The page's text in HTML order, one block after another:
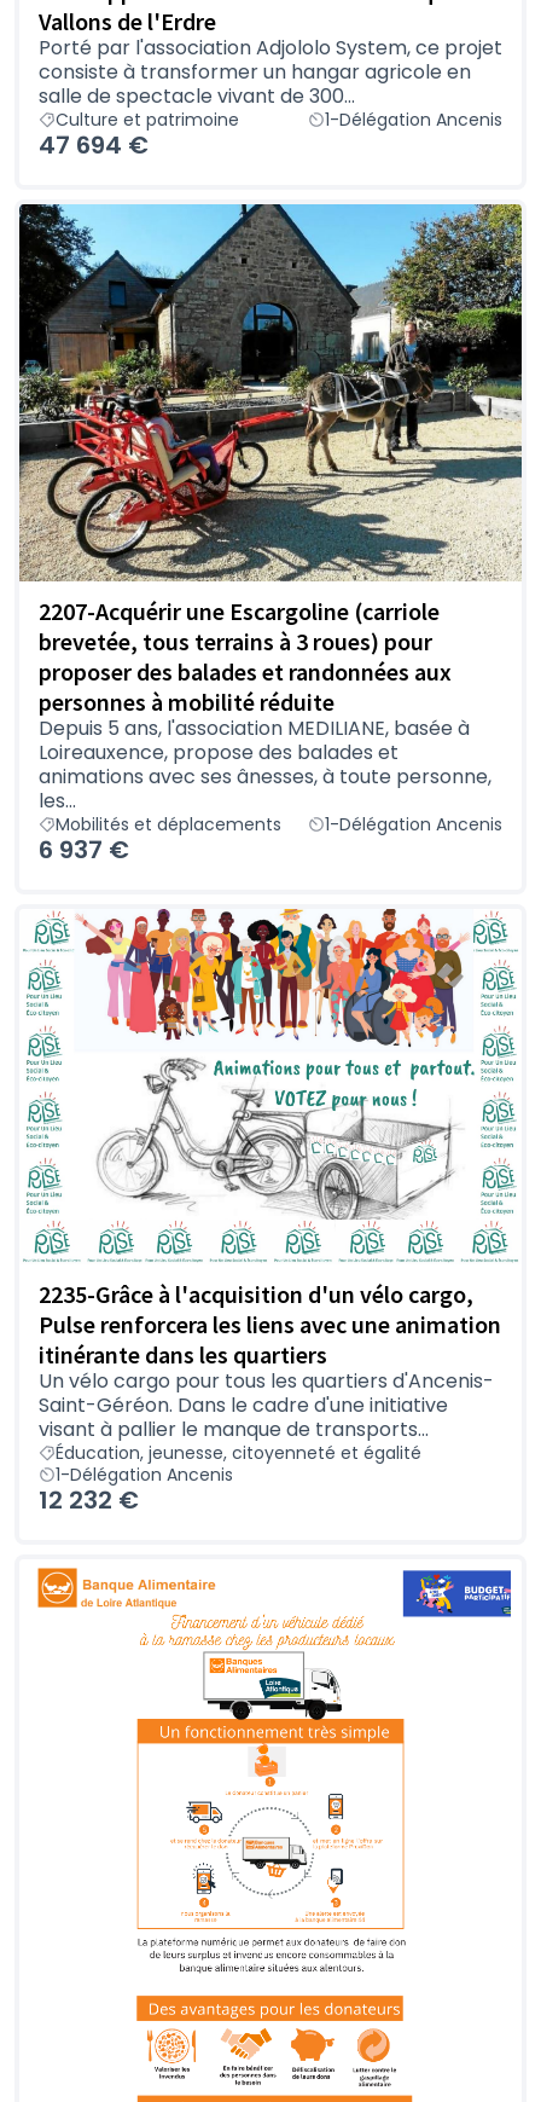
Vallons de l'Erdre
Porté par l'association Adjololo System, ce projet
consiste à transformer un hangar agricole en
salle de spectacle vivant de 300...
Culture et patrimoine 1-Délégation Ancenis
47 694 €
2207-Acquérir une Escargoline (carriole
brevetée, tous terrains à 3 roues) pour
proposer des balades et randonnées aux
personnes à mobilité réduite
Depuis 5 ans, l'association MEDILIANE, basée à
Loireauxence, propose des balades et
animations avec ses ânesses, à toute personne,
les...
Mobilités et déplacements 1-Délégation Ancenis
6 937 €
2235-Grâce à l'acquisition d'un vélo cargo,
Pulse renforcera les liens avec une animation
itinérante dans les quartiers
Un vélo cargo pour tous les quartiers d'Ancenis-
Saint-Géréon. Dans le cadre d'une initiative
visant à pallier le manque de transports...
Éducation, jeunesse, citoyenneté et égalité
1-Délégation Ancenis
12 232 €